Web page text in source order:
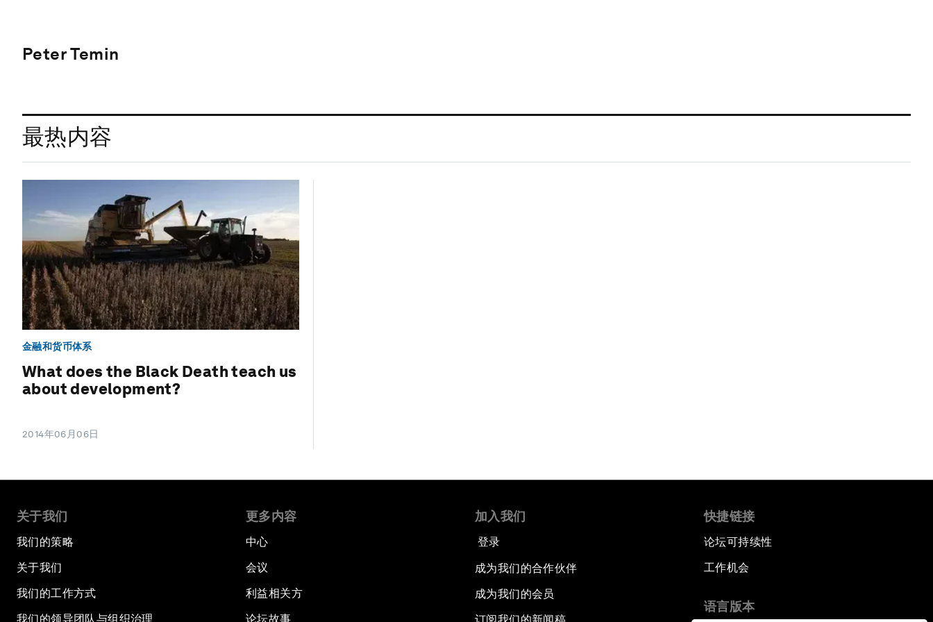
Peter Temin
最热内容
金融和货币体系
What does the Black Death teach us
about development?
2014年06月06日
关于我们
我们的策略
关于我们
我们的工作方式
我们的领导团队与组织治理
更多内容
中心
会议
利益相关方
论坛故事
加入我们
登录
成为我们的合作伙伴
成为我们的会员
快捷链接
论坛可持续性
工作机会
语言版本